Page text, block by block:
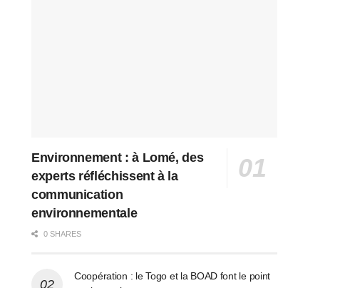
Environnement : à Lomé, des
experts réfléchissent à la
communication
environnementale
0 SHARES
Coopération : le Togo et la BOAD font le point